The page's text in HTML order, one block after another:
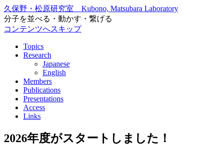
久保野・松原研究室 Kubono, Matsubara Laboratory
分子を並べる・動かす・繋げる
コンテンツへスキップ
Topics
Research
Japanese
English
Members
Publications
Presentations
Access
Links
2026年度がスタートしました！